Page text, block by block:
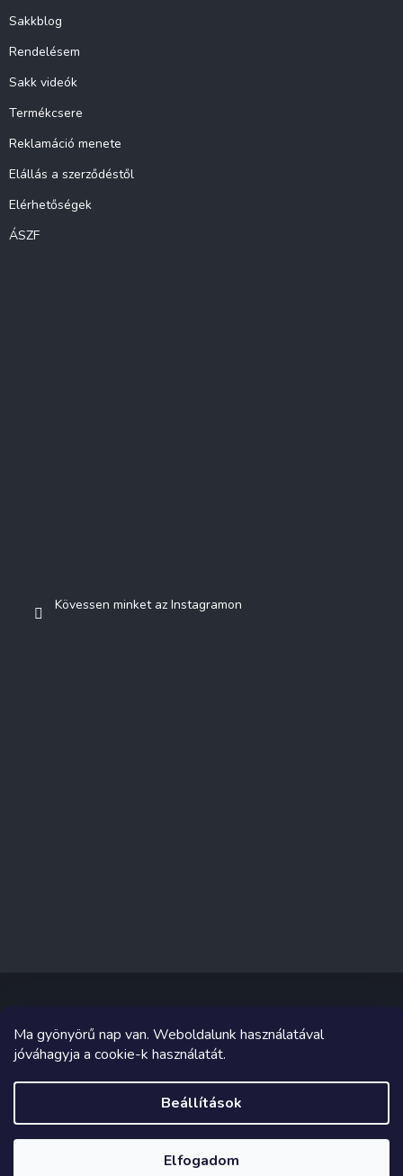
Ma gyönyörű nap van. Weboldalunk használatával
jóváhagyja a cookie-k használatát.
Beállítások
Elfogadom
Sakkblog
Rendelésem
Sakk videók
Termékcsere
Reklamáció menete
Elállás a szerződéstől
Elérhetőségek
ÁSZF
Kövessen minket az Instagramon
Copyright 2026 Sakküzlet. Minden jog fenntartva.
Grafika és megvalósítás innen Tomáš Hlad&Shoptetak.cz.
Shoptet készítette